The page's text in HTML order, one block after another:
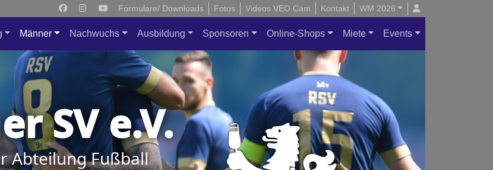
Formulare/ Downloads Fotos Videos VEO Cam Kontakt WM 2026
Männer Nachwuchs Ausbildung Sponsoren Online-Shops Miete Events
SV e.V.
Abteilung Fußball